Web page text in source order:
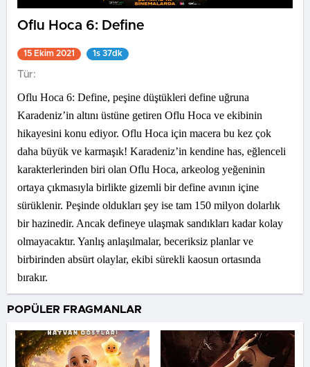
Oflu Hoca 6: Define
15 Ekim 2021 1s 37dk
Tür:
Oflu Hoca 6: Define, peşine düştükleri define uğruna
Karadeniz’in altını üstüne getiren Oflu Hoca ve ekibinin
hikayesini konu ediyor. Oflu Hoca için macera bu kez çok
daha büyük ve karmaşık! Karadeniz’in kendine has, eğlenceli
karakterlerinden biri olan Oflu Hoca, arkeolog yeğeninin
ortaya çıkmasıyla birlikte gizemli bir define avının içine
sürüklenir. Peşinde oldukları şey ise tam 150 milyon dolarlık
bir hazinedir. Ancak defineye ulaşmak sandıkları kadar kolay
olmayacaktır. Yanlış anlaşılmalar, beceriksiz planlar ve
birbirinden absürt olaylar, ekibi sürekli kaosun ortasında
bırakır.
POPÜLER FRAGMANLAR